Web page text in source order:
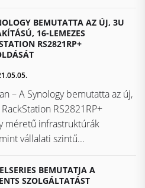
BEMUTATTA AZ ÚJ, 3U
16-LEMEZES
RS2821RP+
– A Synology bemutatta az új,
RS2821RP+
méretű infrastruktúrák
vállalati szintű...
BEMUTATJA A
SZOLGÁLTATÁST